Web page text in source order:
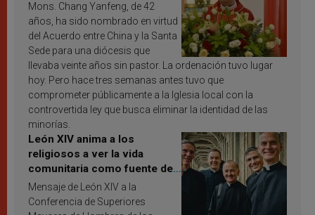
Mons. Chang Yanfeng, de 42
años, ha sido nombrado en virtud
del Acuerdo entre China y la Santa
Sede para una diócesis que
llevaba veinte años sin pastor. La ordenación tuvo lugar
hoy. Pero hace tres semanas antes tuvo que
comprometer públicamente a la Iglesia local con la
controvertida ley que busca eliminar la identidad de las
minorías.
León XIV anima a los
religiosos a ver la vida
comunitaria como fuente de
inspiración y santificación
Mensaje de León XIV a la
Conferencia de Superiores